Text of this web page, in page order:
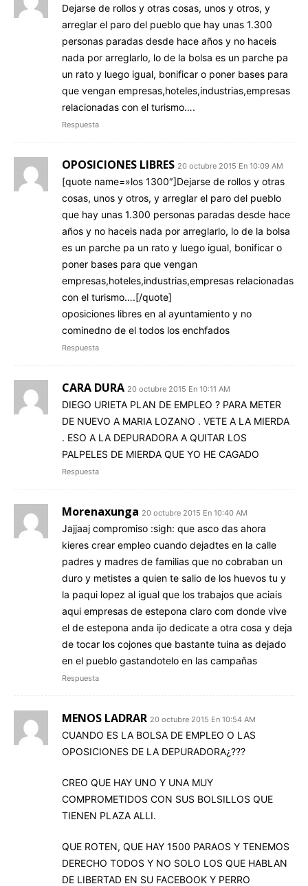
Dejarse de rollos y otras cosas, unos y otros, y
arreglar el paro del pueblo que hay unas 1.300
personas paradas desde hace años y no haceis
nada por arreglarlo, lo de la bolsa es un parche pa
un rato y luego igual, bonificar o poner bases para
que vengan empresas,hoteles,industrias,empresas
relacionadas con el turismo….
Respuesta
OPOSICIONES LIBRES 20 octubre 2015 En 10:09 AM
[quote name=»los 1300″]Dejarse de rollos y otras
cosas, unos y otros, y arreglar el paro del pueblo
que hay unas 1.300 personas paradas desde hace
años y no haceis nada por arreglarlo, lo de la bolsa
es un parche pa un rato y luego igual, bonificar o
poner bases para que vengan
empresas,hoteles,industrias,empresas relacionadas
con el turismo….[/quote]
oposiciones libres en al ayuntamiento y no
cominedno de el todos los enchfados
Respuesta
CARA DURA 20 octubre 2015 En 10:11 AM
DIEGO URIETA PLAN DE EMPLEO ? PARA METER
DE NUEVO A MARIA LOZANO . VETE A LA MIERDA
. ESO A LA DEPURADORA A QUITAR LOS
PALPELES DE MIERDA QUE YO HE CAGADO
Respuesta
Morenaxunga 20 octubre 2015 En 10:40 AM
Jajjaaj compromiso :sigh: que asco das ahora
kieres crear empleo cuando dejadtes en la calle
padres y madres de familias que no cobraban un
duro y metistes a quien te salio de los huevos tu y
la paqui lopez al igual que los trabajos que aciais
aqui empresas de estepona claro com donde vive
el de estepona anda ijo dedicate a otra cosa y deja
de tocar los cojones que bastante tuina as dejado
en el pueblo gastandotelo en las campaňas
Respuesta
MENOS LADRAR 20 octubre 2015 En 10:54 AM
CUANDO ES LA BOLSA DE EMPLEO O LAS
OPOSICIONES DE LA DEPURADORA¿???
CREO QUE HAY UNO Y UNA MUY
COMPROMETIDOS CON SUS BOLSILLOS QUE
TIENEN PLAZA ALLI.
QUE ROTEN, QUE HAY 1500 PARAOS Y TENEMOS
DERECHO TODOS Y NO SOLO LOS QUE HABLAN
DE LIBERTAD EN SU FACEBOOK Y PERRO